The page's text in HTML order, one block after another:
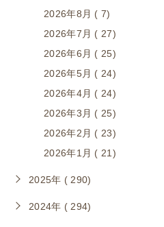
2026年8月 ( 7)
2026年7月 ( 27)
2026年6月 ( 25)
2026年5月 ( 24)
2026年4月 ( 24)
2026年3月 ( 25)
2026年2月 ( 23)
2026年1月 ( 21)
2025年 ( 290)
2024年 ( 294)